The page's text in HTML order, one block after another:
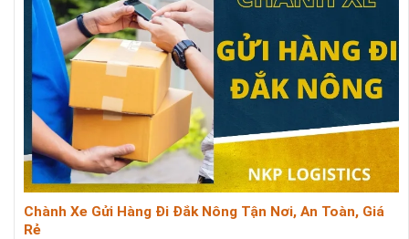
Chành Xe Gửi Hàng Đi Đắk Nông Tận Nơi, An Toàn, Giá
Rẻ